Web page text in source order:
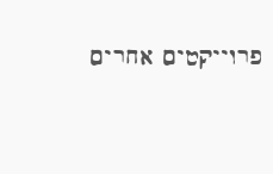
פרוייקטים אחרים